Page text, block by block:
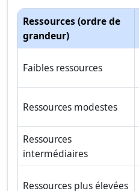
Ressources (ordre de
grandeur)
Faibles ressources
Ressources modestes
Ressources
intermédiaires
Ressources plus élevées